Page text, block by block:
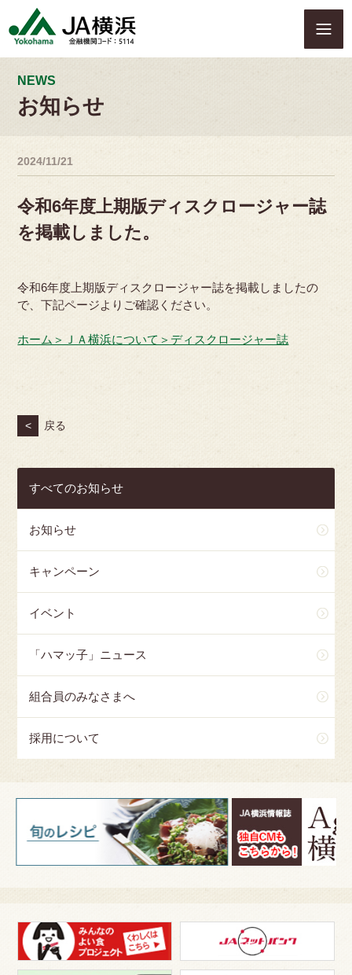
p
NEWS
お知らせ
2024/11/21
令和6年度上期版ディスクロージャー誌
を掲載しました。
令和6年度上期版ディスクロージャー誌を掲載しましたの
で、下記ページよりご確認ください。
ホーム＞ＪＡ横浜について＞ディスクロージャー誌
< 戻る
すべてのお知らせ
お知らせ
キャンペーン
イベント
「ハマッ子」ニュース
組合員のみなさまへ
採用について